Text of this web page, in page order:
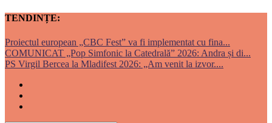
TENDINȚE:
Proiectul european „CBC Fest” va fi implementat cu fina...
COMUNICAT „Pop Simfonic la Catedrală” 2026: Andra și di...
PS Virgil Bercea la Mladifest 2026: „Am venit la izvor....